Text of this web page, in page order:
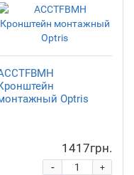
Optris
1417грн.
+
-